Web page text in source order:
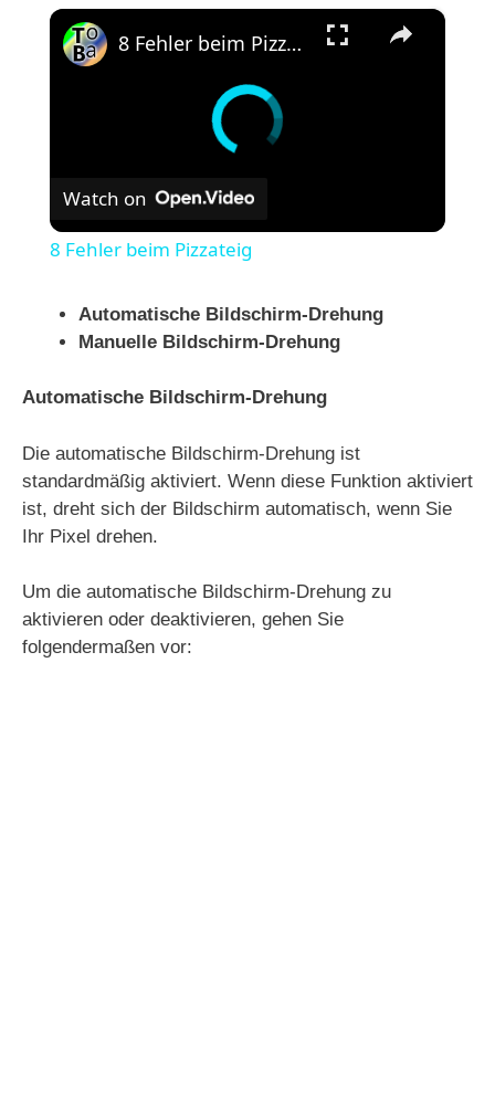
×
8 Fehler beim Pizzateig
Watch on
8 Fehler beim Pizzateig
Automatische Bildschirm-Drehung
Manuelle Bildschirm-Drehung
Automatische Bildschirm-Drehung
Die automatische Bildschirm-Drehung ist
standardmäßig aktiviert. Wenn diese Funktion aktiviert
ist, dreht sich der Bildschirm automatisch, wenn Sie
Ihr Pixel drehen.
Um die automatische Bildschirm-Drehung zu
aktivieren oder deaktivieren, gehen Sie
folgendermaßen vor: